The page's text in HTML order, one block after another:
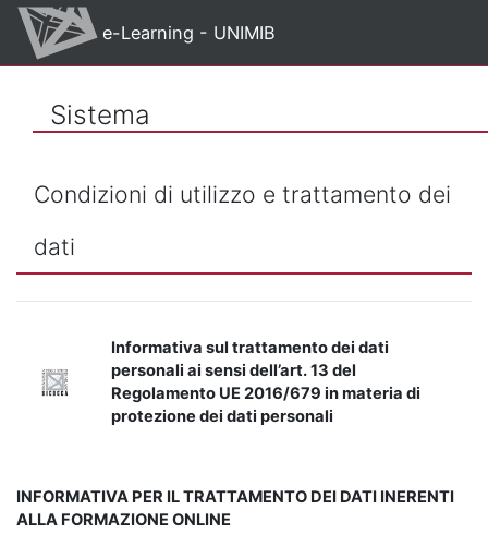
Vai al contenuto principale
e-Learning - UNIMIB
Sistema
Condizioni di utilizzo e trattamento dei
dati
Informativa sul trattamento dei dati
personali ai sensi dell’art. 13 del
Regolamento UE 2016/679 in materia di
protezione dei dati personali
INFORMATIVA PER IL TRATTAMENTO DEI DATI INERENTI
ALLA FORMAZIONE ONLINE